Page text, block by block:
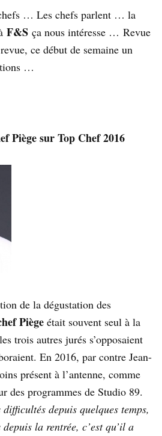
chefs … Les chefs parlent … la
F&S ça nous intéresse … Revue
ce début de semaine un
…
Piège sur Top Chef 2016
de la dégustation des
Piège était souvent seul à la
trois autres jurés s’opposaient
En 2016, par contre Jean-
présent à l’antenne, comme
des programmes de Studio 89.
depuis quelques temps,
la rentrée, c’est qu’il a